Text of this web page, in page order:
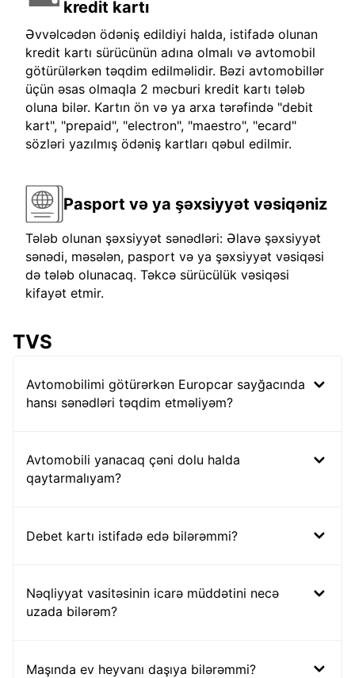
kredit kartı
Əvvəlcədən ödəniş edildiyi halda, istifadə olunan
kredit kartı sürücünün adına olmalı və avtomobil
götürülərkən təqdim edilməlidir. Bəzi avtomobillər
üçün əsas olmaqla 2 məcburi kredit kartı tələb
oluna bilər. Kartın ön və ya arxa tərəfində "debit
kart", "prepaid", "electron", "maestro", "ecard"
sözləri yazılmış ödəniş kartları qəbul edilmir.
Pasport və ya şəxsiyyət vəsiqəniz
Tələb olunan şəxsiyyət sənədləri: Əlavə şəxsiyyət
sənədi, məsələn, pasport və ya şəxsiyyət vəsiqəsi
də tələb olunacaq. Təkcə sürücülük vəsiqəsi
kifayət etmir.
TVS
Avtomobilimi götürərkən Europcar sayğacında
hansı sənədləri təqdim etməliyəm?
Avtomobili yanacaq çəni dolu halda
qaytarmalıyam?
Debet kartı istifadə edə bilərəmmi?
Nəqliyyat vasitəsinin icarə müddətini necə
uzada bilərəm?
Maşında ev heyvanı daşıya bilərəmmi?